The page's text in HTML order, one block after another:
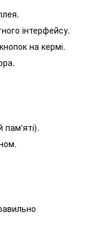
інтерфейсу.
на кермі.
пам'яті).